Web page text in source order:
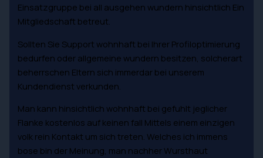
Einsatzgruppe bei all ausgehen wundern hinsichtlich Ein
Mitgliedschaft betreut.
Sollten Sie Support wohnhaft bei Ihrer Profiloptimierung
bedurfen oder allgemeine wundern besitzen, solcherart
beherrschen Eltern sich immerdar bei unserem
Kundendienst verkunden.
Man kann hinsichtlich wohnhaft bei gefuhlt jeglicher
Flanke kostenlos auf keinen fall Mittels einem einzigen
volk rein Kontakt um sich treten. Welches ich immens
bose bin der Meinung, man nachher Wursthaut